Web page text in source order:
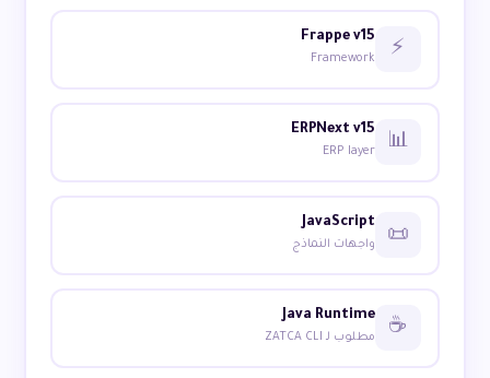
⚡
Frappe v15
Framework
📊
ERPNext v15
ERP layer
📜
JavaScript
واجهات النماذج
☕
Java Runtime
مطلوب لـ ZATCA CLI